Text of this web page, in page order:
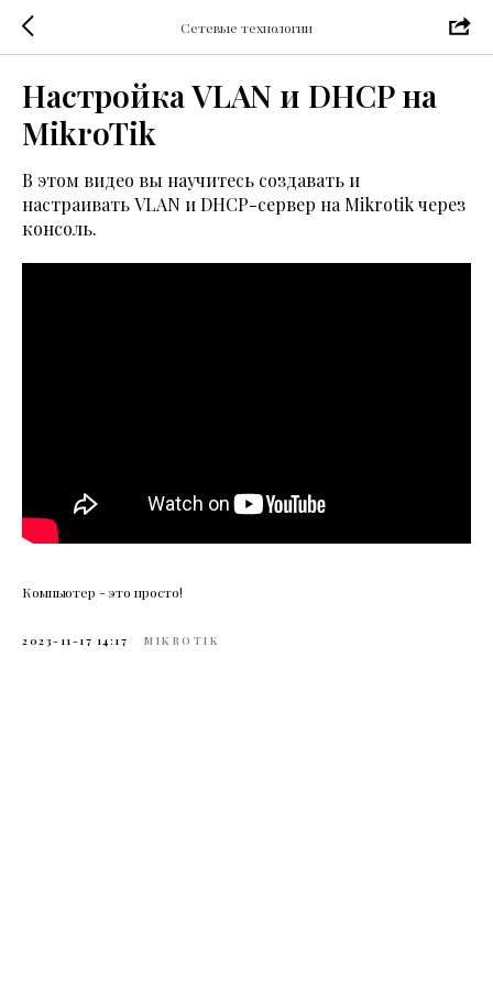
Сетевые технологии
Настройка VLAN и DHCP на
MikroTik
В этом видео вы научитесь создавать и
настраивать VLAN и DHCP-сервер на Mikrotik через
консоль.
Компьютер - это просто!
2023-11-17 14:17 MIKROTIK